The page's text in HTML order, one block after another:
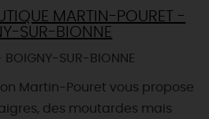
MARTIN-POURET -
SUR-BIONNE
SUR-BIONNE
Martin-Pouret vous propose
des moutardes mais